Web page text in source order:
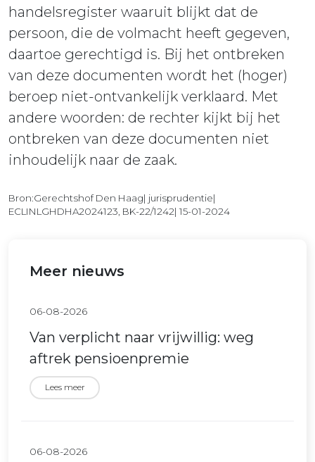
handelsregister waaruit blijkt dat de
persoon, die de volmacht heeft gegeven,
daartoe gerechtigd is. Bij het ontbreken
van deze documenten wordt het (hoger)
beroep niet-ontvankelijk verklaard. Met
andere woorden: de rechter kijkt bij het
ontbreken van deze documenten niet
inhoudelijk naar de zaak.
Bron:Gerechtshof Den Haag| jurisprudentie|
ECLINLGHDHA2024123, BK-22/1242| 15-01-2024
Meer nieuws
06-08-2026
Van verplicht naar vrijwillig: weg
aftrek pensioenpremie
Lees meer
06-08-2026